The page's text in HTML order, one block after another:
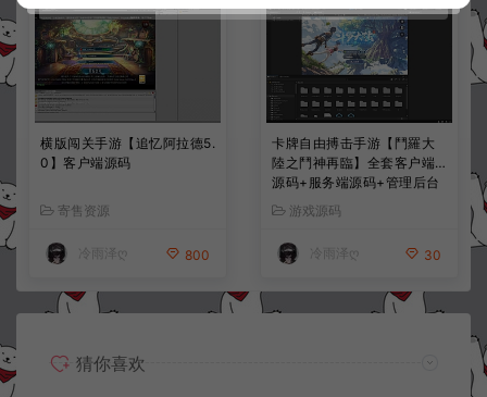
横版闯关手游【追忆阿拉德5.
0】客户端源码
寄售资源
冷雨泽ღ 800
卡牌自由搏击手游【鬥羅大
陸之鬥神再臨】全套客户端
源码+服务端源码+管理后台
+导表工具+部署文档
游戏源码
冷雨泽ღ 30
猜你喜欢